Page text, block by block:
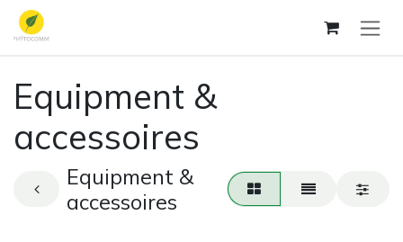
Se rendre au contenu
Equipment &
accessoires
Equipment &
accessoires